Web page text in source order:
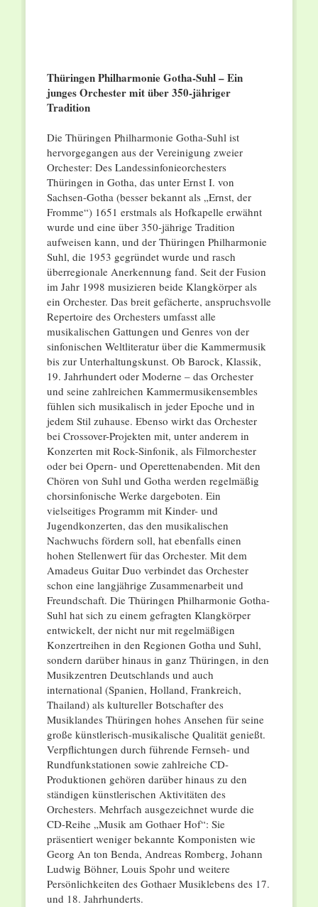
Thüringen Philharmonie Gotha-Suhl – Ein
junges Orchester mit über 350-jähriger
Tradition
Die Thüringen Philharmonie Gotha-Suhl ist
hervorgegangen aus der Vereinigung zweier
Orchester: Des Landessinfonieorchesters
Thüringen in Gotha, das unter Ernst I. von
Sachsen-Gotha (besser bekannt als „Ernst, der
Fromme“) 1651 erstmals als Hofkapelle erwähnt
wurde und eine über 350-jährige Tradition
aufweisen kann, und der Thüringen Philharmonie
Suhl, die 1953 gegründet wurde und rasch
überregionale Anerkennung fand. Seit der Fusion
im Jahr 1998 musizieren beide Klangkörper als
ein Orchester. Das breit gefächerte, anspruchsvolle
Repertoire des Orchesters umfasst alle
musikalischen Gattungen und Genres von der
sinfonischen Weltliteratur über die Kammermusik
bis zur Unterhaltungskunst. Ob Barock, Klassik,
19. Jahrhundert oder Moderne – das Orchester
und seine zahlreichen Kammermusikensembles
fühlen sich musikalisch in jeder Epoche und in
jedem Stil zuhause. Ebenso wirkt das Orchester
bei Crossover-Projekten mit, unter anderem in
Konzerten mit Rock-Sinfonik, als Filmorchester
oder bei Opern- und Operettenabenden. Mit den
Chören von Suhl und Gotha werden regelmäßig
chorsinfonische Werke dargeboten. Ein
vielseitiges Programm mit Kinder- und
Jugendkonzerten, das den musikalischen
Nachwuchs fördern soll, hat ebenfalls einen
hohen Stellenwert für das Orchester. Mit dem
Amadeus Guitar Duo verbindet das Orchester
schon eine langjährige Zusammenarbeit und
Freundschaft. Die Thüringen Philharmonie Gotha-
Suhl hat sich zu einem gefragten Klangkörper
entwickelt, der nicht nur mit regelmäßigen
Konzertreihen in den Regionen Gotha und Suhl,
sondern darüber hinaus in ganz Thüringen, in den
Musikzentren Deutschlands und auch
international (Spanien, Holland, Frankreich,
Thailand) als kultureller Botschafter des
Musiklandes Thüringen hohes Ansehen für seine
große künstlerisch-musikalische Qualität genießt.
Verpflichtungen durch führende Fernseh- und
Rundfunkstationen sowie zahlreiche CD-
Produktionen gehören darüber hinaus zu den
ständigen künstlerischen Aktivitäten des
Orchesters. Mehrfach ausgezeichnet wurde die
CD-Reihe „Musik am Gothaer Hof“: Sie
präsentiert weniger bekannte Komponisten wie
Georg An ton Benda, Andreas Romberg, Johann
Ludwig Böhner, Louis Spohr und weitere
Persönlichkeiten des Gothaer Musiklebens des 17.
und 18. Jahrhunderts.